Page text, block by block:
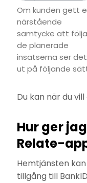
Om kunden gett
närstående
samtycke att följa
de planerade
insatserna ser det
ut på följande
Du kan när du
Hur ger
Relate-
Hemtjänsten
tillgång till